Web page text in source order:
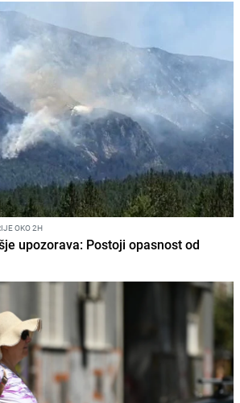
OKO 2H
upozorava: Postoji opasnost od